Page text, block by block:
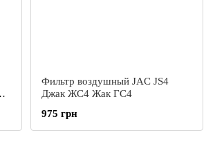
Фильтр воздушный JAC JS4
Джак ЖС4 Жак ГС4
975 грн